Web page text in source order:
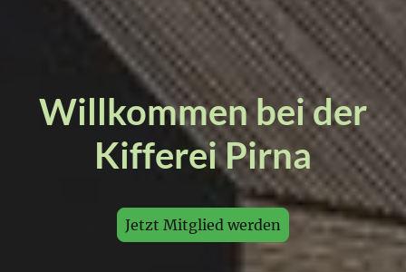
Willkommen bei der
Kifferei Pirna
Jetzt Mitglied werden